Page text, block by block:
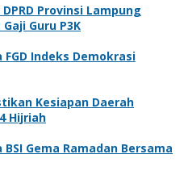
Provinsi Lampung
Guru P3K
Indeks Demokrasi
Kesiapan Daerah
Hijriah
Gema Ramadan Bersama